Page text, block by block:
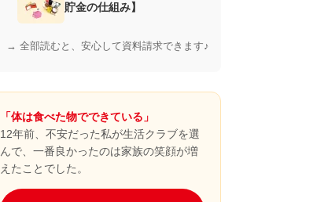
貯金の仕組み】
→ 全部読むと、安心して資料請求できます♪
「体は食べた物でできている」
12年前、不安だった私が生活クラブを選
んで、一番良かったのは家族の笑顔が増
えたことでした。